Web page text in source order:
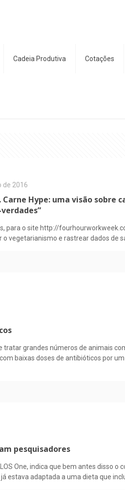
Cadeia Produtiva Cotações
de 2016
Hype: uma visão sobre
para o site http://
o vegetarianismo e rastrear dados de
grandes números de animais
baixas doses de antibióticos por
pesquisadores
One, indica que bem antes disso o
estava adaptada a uma dieta que